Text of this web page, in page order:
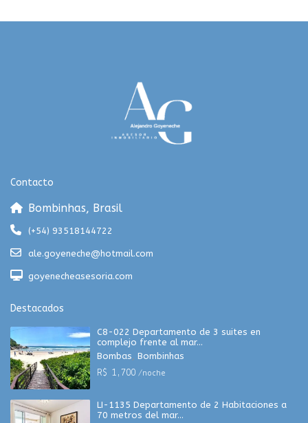
Contacto
Bombinhas, Brasil
(+54) 93518144722
ale.goyeneche@hotmail.com
goyenecheasesoria.com
Destacados
C8-022 Departamento de 3 suites en
complejo frente al mar...
Bombas, Bombinhas
R$ 1,700/noche
LI-1135 Departamento de 2 Habitaciones a
70 metros del mar...